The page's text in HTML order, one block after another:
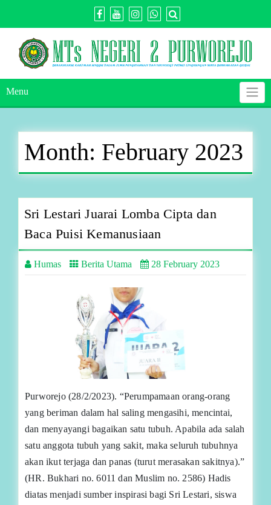
Menu
Month: February 2023
Sri Lestari Juarai Lomba Cipta dan
Baca Puisi Kemanusiaan
Humas Berita Utama 28 February 2023
Purworejo (28/2/2023). “Perumpamaan orang-orang
yang beriman dalam hal saling mengasihi, mencintai,
dan menyayangi bagaikan satu tubuh. Apabila ada salah
satu anggota tubuh yang sakit, maka seluruh tubuhnya
akan ikut terjaga dan panas (turut merasakan sakitnya).”
(HR. Bukhari no. 6011 dan Muslim no. 2586) Hadis
diatas menjadi sumber inspirasi bagi Sri Lestari, siswa